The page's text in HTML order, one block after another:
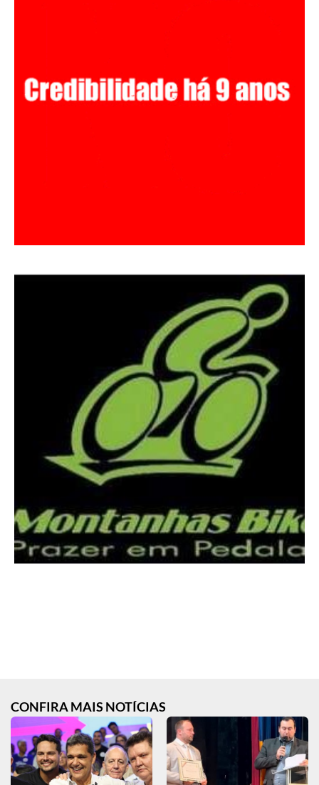
CONFIRA MAIS NOTÍCIAS